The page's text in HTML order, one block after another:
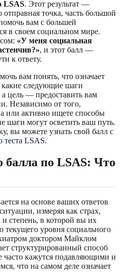
LSAS. Этот результат —
точка, часть большой
вам с большей
в своем социальном мире.
«У меня социальная
, и этот балл —
к ответу.
вам понять, что означает
следующие шаги
цель — предоставить вам
Независимо от того,
или активно ищете способы
шаги могут осветить ваш путь.
вы можете узнать свой балл с
теста LSAS.
по LSAS: Что
на основе ваших ответов
измеряя как страх,
степень, в которой вы их
текущего уровня социального
доктором Майклом
структурированный способ
часто кажутся подавляющими и
что на самом деле означает